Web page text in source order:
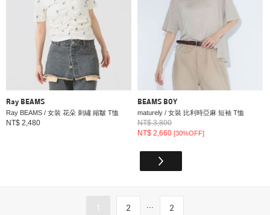
Ray BEAMS
Ray BEAMS / 女裝 花朵 刺繡 縮皺 T恤
NT$ 2,480
BEAMS BOY
maturely / 女裝 比利時亞麻 短袖 T恤
NT$ 3,800
NT$ 2,660[30%OFF]
1 2 ... 2